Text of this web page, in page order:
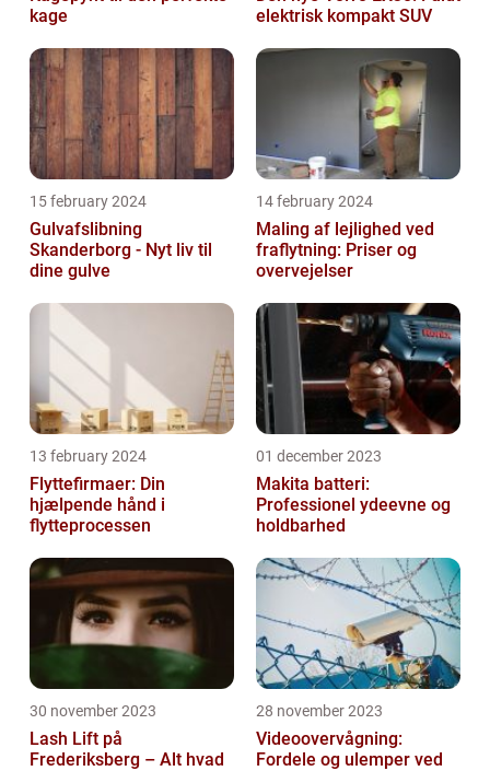
kage
elektrisk kompakt SUV
15 february 2024
Gulvafslibning
Skanderborg - Nyt liv til
dine gulve
14 february 2024
Maling af lejlighed ved
fraflytning: Priser og
overvejelser
13 february 2024
Flyttefirmaer: Din
hjælpende hånd i
flytteprocessen
01 december 2023
Makita batteri:
Professionel ydeevne og
holdbarhed
30 november 2023
Lash Lift på
Frederiksberg – Alt hvad
28 november 2023
Videoovervågning:
Fordele og ulemper ved